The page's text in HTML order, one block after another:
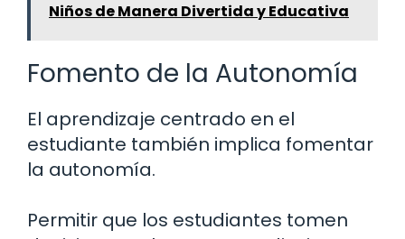
Niños de Manera Divertida y Educativa
Fomento de la Autonomía
El aprendizaje centrado en el
estudiante también implica fomentar
la autonomía.
Permitir que los estudiantes tomen